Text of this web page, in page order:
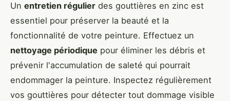
Un entretien régulier des gouttières en zinc est
essentiel pour préserver la beauté et la
fonctionnalité de votre peinture. Effectuez un
nettoyage périodique pour éliminer les débris et
prévenir l'accumulation de saleté qui pourrait
endommager la peinture. Inspectez régulièrement
vos gouttières pour détecter tout dommage visible